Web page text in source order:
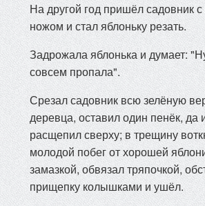
На другой год пришёл садовник
ножом и стал яблоньку резать.
Задрожала яблонька и думает:
совсем пропала".
Срезал садовник всю зелёную
деревца, оставил один пенёк, да
расщепил сверху; в трещину
молодой побег от хорошей
замазкой, обвязал тряпочкой,
прищепку колышками и ушёл.